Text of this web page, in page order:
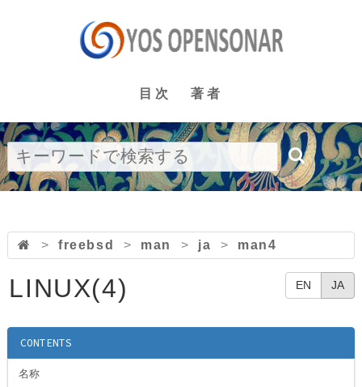
目次 著者
> freebsd > man > ja > man4
EN JA
LINUX(4)
CONTENTS
名称